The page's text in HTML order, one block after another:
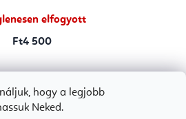
hogy a legjobb
Neked.
elfogyott
Ft4 500